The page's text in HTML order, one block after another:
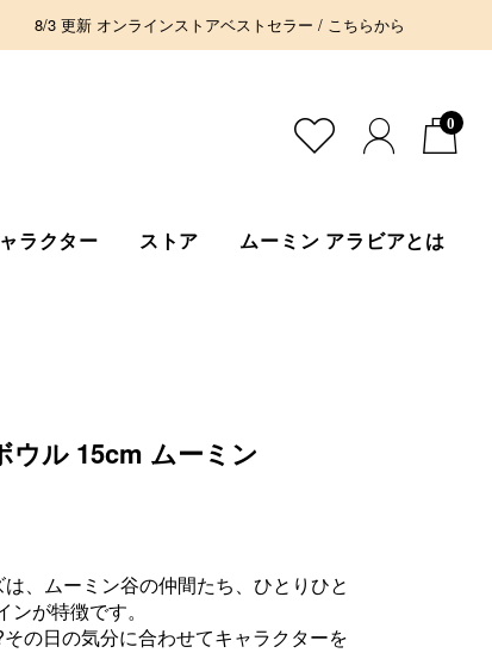
8/3 更新 オンラインストアベストセラー / こちらから
0
ラクター ストア ムーミン アラビアとは
ウル 15cm ムーミン
、ムーミン谷の仲間たち、ひとりひと
が特徴です。
の日の気分に合わせてキャラクターを